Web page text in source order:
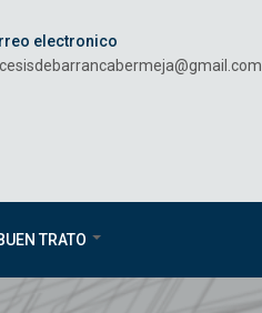
electronico
TRATO